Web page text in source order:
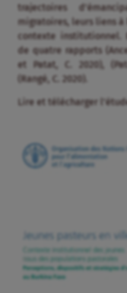
trajectoires
migratoires, leurs liens
contexte institutionnel.
de quatre rapports
et Patat, C. 2020),
(Rangé, C. 2020).
Lire et télécharger l’étude